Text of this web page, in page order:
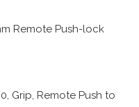
Remote Push-lock
Grip, Remote Push to